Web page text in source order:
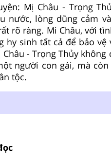
Mị Châu - Trọng
nước, lòng dũng cảm
rõ ràng. Mi Châu, với
hy sinh tất cả để bảo
- Trọng Thủy không
người con gái, mà
tộc.